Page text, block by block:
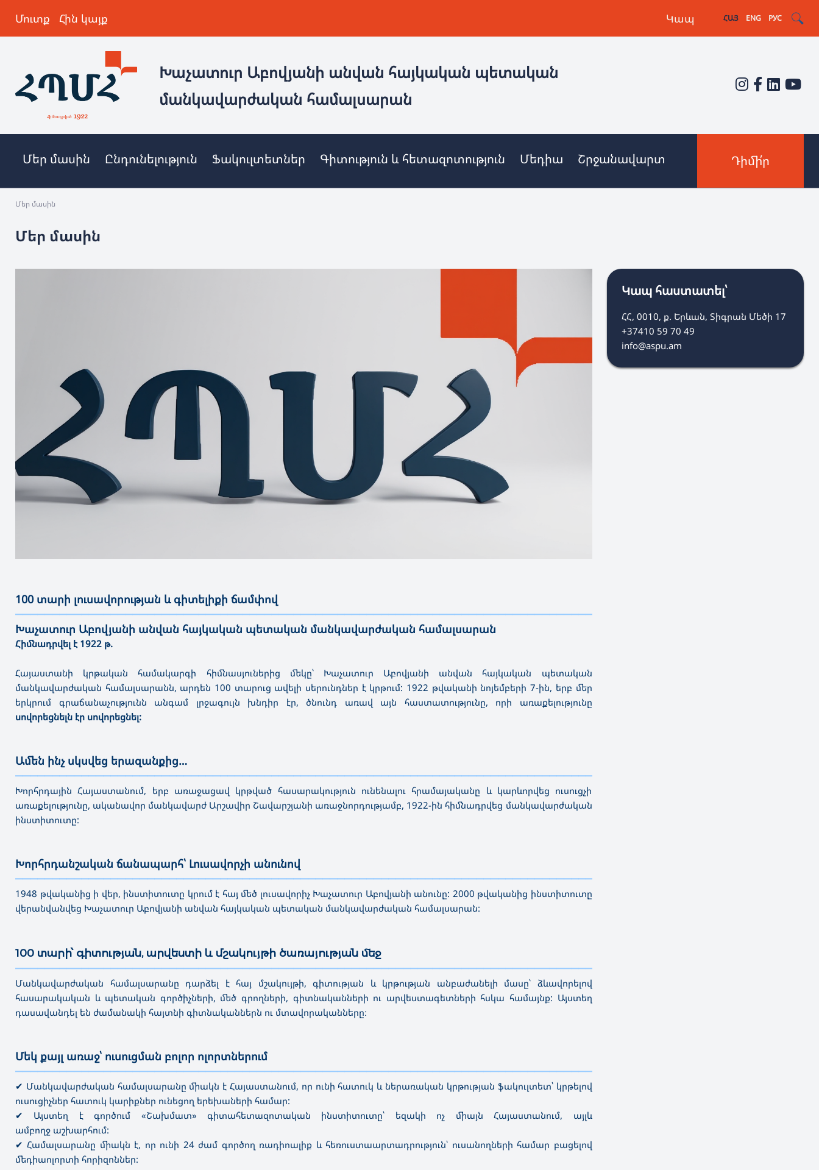
Մուտք Հին կայք Կապ ՀԱՅ ENG РУС
Խաչատուր Աբովյանի անվան հայկական պետական
մանկավարժական համալսարան
Մեր մասին Ընդունելություն Ֆակուլտետներ Գիտություն և հետազոտություն Մեդիա Շրջանավարտ Դիմի՛ր
Մեր մասին
Մեր մասին
100 տարի լուսավորության և գիտելիքի ճամփով
————————————————————————————————————————————————————————————————————————————————————
Խաչատուր Աբովյանի անվան հայկական պետական մանկավարժական համալսարան
Հիմնադրվել է 1922 թ.
Հայաստանի կրթական համակարգի հիմնասյուներից մեկը՝ Խաչատուր Աբովյանի անվան հայկական պետական
մանկավարժական համալսարանն, արդեն 100 տարուց ավելի սերունդներ է կրթում: 1922 թվականի նոյեմբերի 7-ին, երբ մեր
երկրում գրաճանաչությունն անգամ լրջագույն խնդիր էր, ծնունդ առավ այն հաստատությունը, որի առաքելությունը
սովորեցնելն էր սովորեցնել:
Ամեն ինչ սկսվեց երազանքից…
————————————————————————————————————————————————————————————————————————————————————
Խորհրդային Հայաստանում, երբ առաջացավ կրթված հասարակություն ունենալու հրամայականը և կարևորվեց ուսուցչի
առաքելությունը, ականավոր մանկավարժ Արշավիր Շավարշյանի առաջնորդությամբ, 1922-ին հիմնադրվեց մանկավարժական
ինստիտուտը:
Խորհրդանշական ճանապարհ՝ Լուսավորչի անունով
————————————————————————————————————————————————————————————————————————————————————
1948 թվականից ի վեր, ինստիտուտը կրում է հայ մեծ լուսավորիչ Խաչատուր Աբովյանի անունը: 2000 թվականից ինստիտուտը
վերանվանվեց Խաչատուր Աբովյանի անվան հայկական պետական մանկավարժական համալսարան:
100 տարի՝ գիտության, արվեստի և մշակույթի ծառայության մեջ
————————————————————————————————————————————————————————————————————————————————————
Մանկավարժական համալսարանը դարձել է հայ մշակույթի, գիտության և կրթության անբաժանելի մասը՝ ձևավորելով
հասարակական և պետական գործիչների, մեծ գրողների, գիտնականների ու արվեստագետների հսկա համայնք: Այստեղ
դասավանդել են ժամանակի հայտնի գիտնականներն ու մտավորականները։
Մեկ քայլ առաջ՝ ուսուցման բոլոր ոլորտներում
————————————————————————————————————————————————————————————————————————————————————
✔ Մանկավարժական համալսարանը միակն է Հայաստանում, որ ունի հատուկ և ներառական կրթության ֆակուլտետ՝ կրթելով
ուսուցիչներ հատուկ կարիքներ ունեցող երեխաների համար:
✔ Այստեղ է գործում «Շախմատ» գիտահետազոտական ինստիտուտը՝ եզակի ոչ միայն Հայաստանում, այլև
ամբողջ աշխարհում:
✔ Համալսարանը միակն է, որ ունի 24 ժամ գործող ռադիոալիք և հեռուստաարտադրություն՝ ուսանողների համար բացելով
մեդիաոլորտի հորիզոններ:
Կապ հաստատել՝
ՀՀ, 0010, ք. Երևան, Տիգրան Մեծի 17
+37410 59 70 49
info@aspu.am